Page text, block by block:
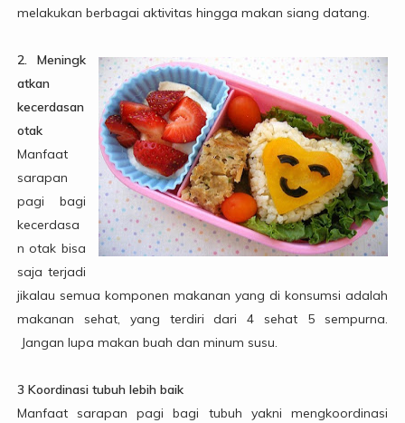
melakukan berbagai aktivitas hingga makan siang datang.
2. Meningk
atkan
kecerdasan
otak
Manfaat
sarapan
pagi bagi
kecerdasa
n otak bisa
saja terjadi
jikalau semua komponen makanan yang di konsumsi adalah
makanan sehat, yang terdiri dari 4 sehat 5 sempurna.
Jangan lupa makan buah dan minum susu.
3 Koordinasi tubuh lebih baik
Manfaat sarapan pagi bagi tubuh yakni mengkoordinasi